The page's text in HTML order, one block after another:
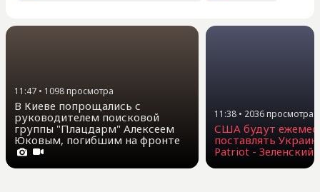
11:47 • 1098просмотра
В Киеве попрощались с
руководителем поисковой
группы "Плацдарм" Алексеем
Юковым, погибшим на фронте
11:38 • 2036просмотра
США будут
поставлять
Patriot - Зеленский